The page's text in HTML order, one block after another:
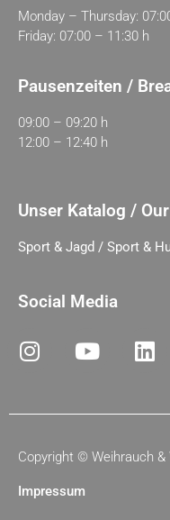
Monday – Thursday:
Friday: 07:00 – 11:30 h
Pausenzeiten /
09:00 – 09:20 h
12:00 – 12:40 h
Unser Katalog /
Sport & Jagd / Sport &
Social Media
Copyright © Weihrauch &
Impressum